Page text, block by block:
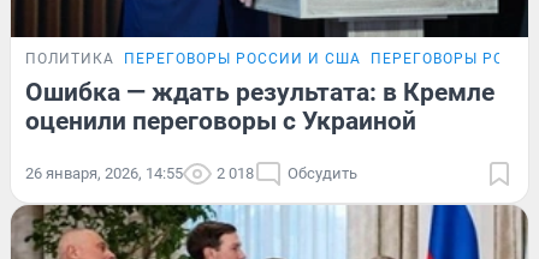
ПОЛИТИКА ПЕРЕГОВОРЫ РОССИИ И США ПЕРЕГОВОРЫ
Ошибка — ждать результата: в Кремле
оценили переговоры с Украиной
26 января, 2026, 14:55 2 018 Обсудить